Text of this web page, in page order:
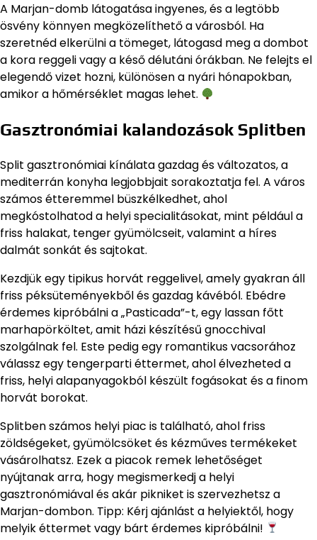
A Marjan-domb látogatása ingyenes, és a legtöbb
ösvény könnyen megközelíthető a városból. Ha
szeretnéd elkerülni a tömeget, látogasd meg a dombot
a kora reggeli vagy a késő délutáni órákban. Ne felejts el
elegendő vizet hozni, különösen a nyári hónapokban,
amikor a hőmérséklet magas lehet.
Gasztronómiai kalandozások Splitben
Split gasztronómiai kínálata gazdag és változatos, a
mediterrán konyha legjobbjait sorakoztatja fel. A város
számos étteremmel büszkélkedhet, ahol
megkóstolhatod a helyi specialitásokat, mint például a
friss halakat, tenger gyümölcseit, valamint a híres
dalmát sonkát és sajtokat.
Kezdjük egy tipikus horvát reggelivel, amely gyakran áll
friss péksüteményekből és gazdag kávéból. Ebédre
érdemes kipróbálni a „Pasticada”-t, egy lassan főtt
marhapörköltet, amit házi készítésű gnocchival
szolgálnak fel. Este pedig egy romantikus vacsorához
válassz egy tengerparti éttermet, ahol élvezheted a
friss, helyi alapanyagokból készült fogásokat és a finom
horvát borokat.
Splitben számos helyi piac is található, ahol friss
zöldségeket, gyümölcsöket és kézműves termékeket
vásárolhatsz. Ezek a piacok remek lehetőséget
nyújtanak arra, hogy megismerkedj a helyi
gasztronómiával és akár pikniket is szervezhetsz a
Marjan-dombon. Tipp: Kérj ajánlást a helyiektől, hogy
melyik éttermet vagy bárt érdemes kipróbálni!